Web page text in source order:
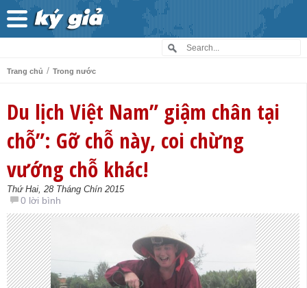
Trang chủ / Trong nước
Du lịch Việt Nam” giậm chân tại
chỗ”: Gỡ chỗ này, coi chừng
vướng chỗ khác!
Thứ Hai, 28 Tháng Chín 2015
0 lời bình